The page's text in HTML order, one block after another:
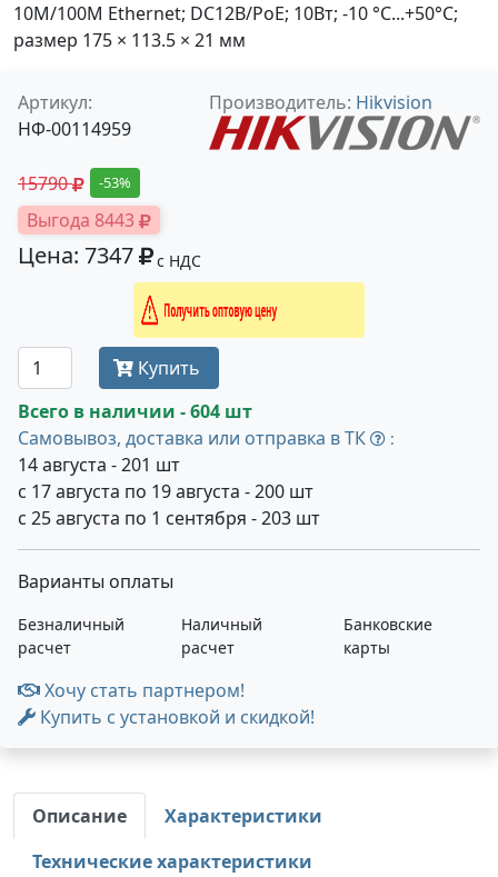
10M/100M Ethernet; DC12В/PoE; 10Вт; -10 °C...+50°C;
размер 175 × 113.5 × 21 мм
Артикул:
НФ-00114959
Производитель: Hikvision
15790 -53%
Выгода 8443
Цена: 7347 с НДС
Получить оптовую цену
Купить
Всего в наличии - 604 шт
Самовывоз, доставка или отправка в ТК
:
14 августа - 201 шт
с 17 августа по 19 августа - 200 шт
с 25 августа по 1 сентября - 203 шт
Варианты оплаты
Безналичный
расчет
Наличный
расчет
Банковские
карты
Хочу стать партнером!
Купить с установкой и скидкой!
Описание
Характеристики
Технические характеристики